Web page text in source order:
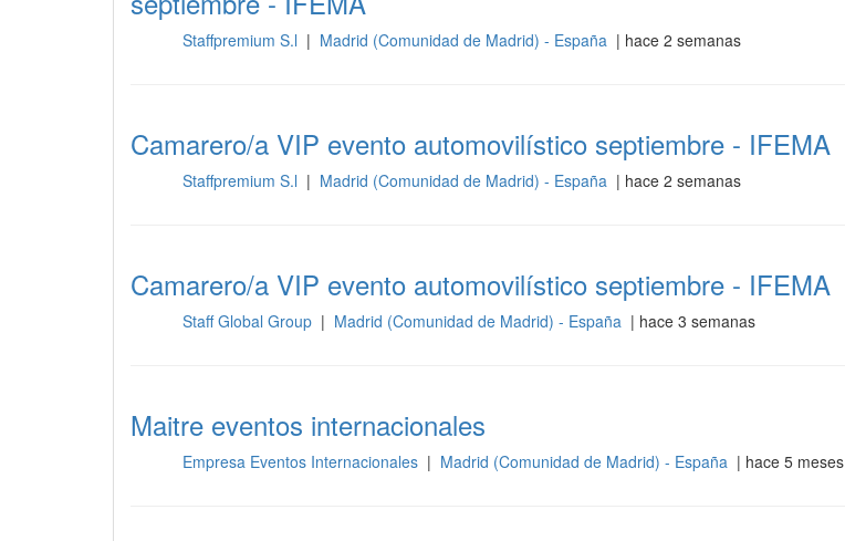
Staffpremium S.l | Madrid (Comunidad de Madrid) - España | hace 2 semanas
Camarero/a VIP evento automovilístico septiembre - IFEMA
Staffpremium S.l | Madrid (Comunidad de Madrid) - España | hace 2 semanas
Camarero/a VIP evento automovilístico septiembre - IFEMA
Staff Global Group | Madrid (Comunidad de Madrid) - España | hace 3 semanas
Maitre eventos internacionales
Empresa Eventos Internacionales | Madrid (Comunidad de Madrid) - España | hace 5 meses